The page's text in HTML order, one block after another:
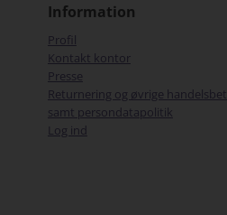
Information
Profil
Kontakt kontor
Presse
Returnering og øvrige
samt persondatapolitik
Log ind
Tak for